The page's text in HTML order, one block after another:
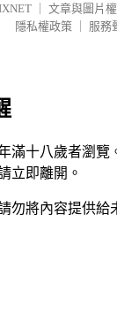
文章與圖片
隱私權政策
服務
滿十八歲者瀏覽
立即離開。
勿將內容提供給